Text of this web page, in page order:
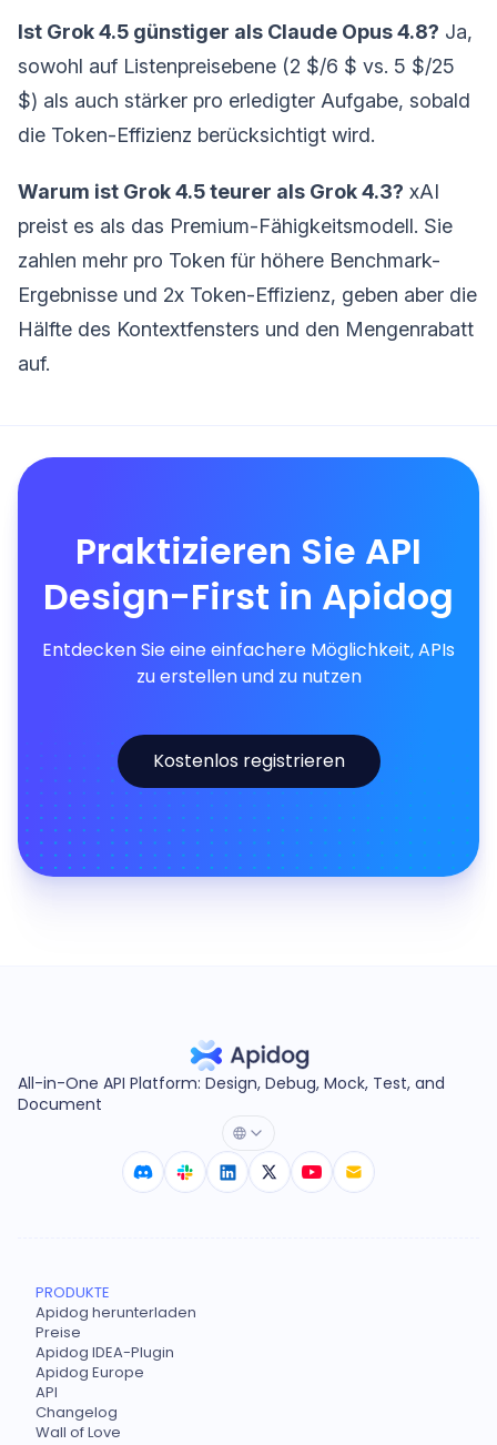
Ist Grok 4.5 günstiger als Claude Opus 4.8? Ja,
sowohl auf Listenpreisebene (2 $/6 $ vs. 5 $/25
$) als auch stärker pro erledigter Aufgabe, sobald
die Token-Effizienz berücksichtigt wird.
Warum ist Grok 4.5 teurer als Grok 4.3? xAI
preist es als das Premium-Fähigkeitsmodell. Sie
zahlen mehr pro Token für höhere Benchmark-
Ergebnisse und 2x Token-Effizienz, geben aber die
Hälfte des Kontextfensters und den Mengenrabatt
auf.
Praktizieren Sie API
Design-First in Apidog
Entdecken Sie eine einfachere Möglichkeit, APIs
zu erstellen und zu nutzen
Kostenlos registrieren
All-in-One API Platform: Design, Debug, Mock, Test, and
Document
PRODUKTE
Apidog herunterladen
Preise
Apidog IDEA-Plugin
Apidog Europe
API
Changelog
Wall of Love